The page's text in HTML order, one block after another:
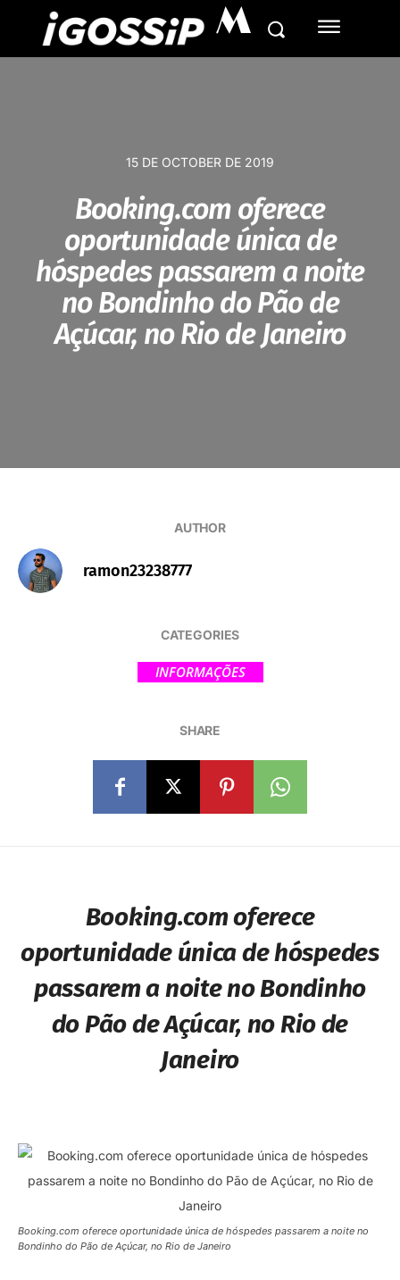
M
15 DE OCTOBER DE 2019
Booking.com oferece
oportunidade única de
hóspedes passarem a noite
no Bondinho do Pão de
Açúcar, no Rio de Janeiro
AUTHOR
ramon23238777
CATEGORIES
INFORMAÇÕES
SHARE
Booking.com oferece
oportunidade única de hóspedes
passarem a noite no Bondinho
do Pão de Açúcar, no Rio de
Janeiro
Booking.com oferece oportunidade única de hóspedes passarem a noite no
Bondinho do Pão de Açúcar, no Rio de Janeiro